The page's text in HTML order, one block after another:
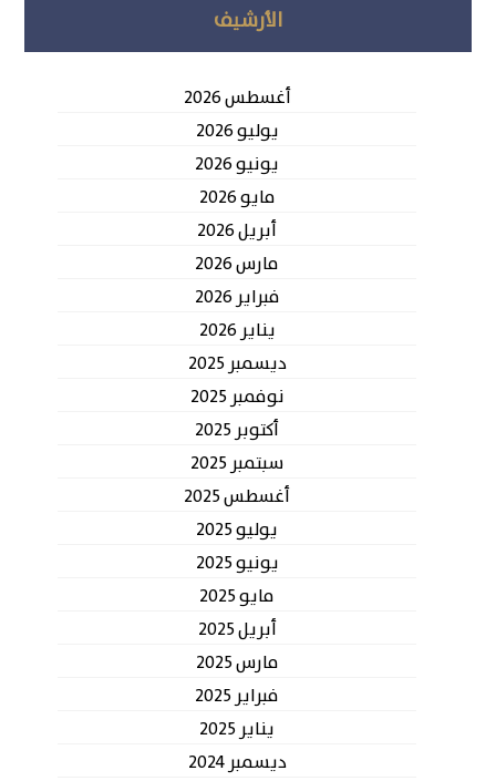
الأرشيف
أغسطس 2026
يوليو 2026
يونيو 2026
مايو 2026
أبريل 2026
مارس 2026
فبراير 2026
يناير 2026
ديسمبر 2025
نوفمبر 2025
أكتوبر 2025
سبتمبر 2025
أغسطس 2025
يوليو 2025
يونيو 2025
مايو 2025
أبريل 2025
مارس 2025
فبراير 2025
يناير 2025
ديسمبر 2024